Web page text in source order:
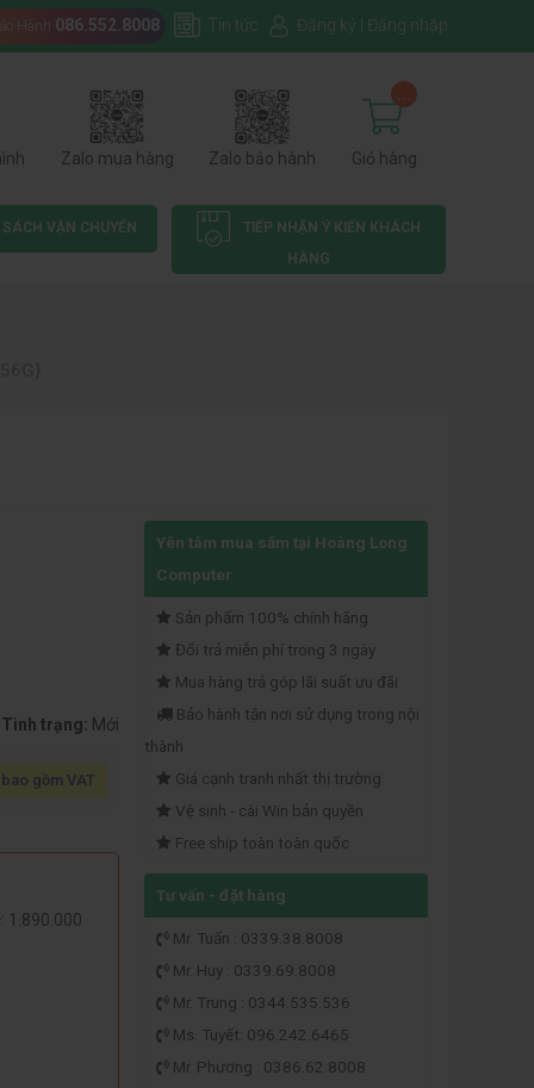
Hành 086.552.8008 Tin tức Đăng ký Đăng nhập
Zalo mua hàng Zalo bảo hành Giỏ hàng
VẬN CHUYỂN
TIẾP NHẬN Ý KIẾN KHÁCH
HÀNG
Yên tâm mua sắm tại Hoàng Long
Computer
Sản phẩm 100% chính hãng
Đổi trả miễn phí trong 3 ngày
Mua hàng trả góp lãi suất ưu đãi
Bảo hành tận nơi sử dụng trong nội
thành
Giá cạnh tranh nhất thị trường
Vệ sinh - cài Win bản quyền
Free ship toàn toàn quốc
Tư vấn - đặt hàng
Mr. Tuấn : 0339.38.8008
Mr. Huy : 0339.69.8008
Mr. Trung : 0344.535.536
Ms. Tuyết: 096.242.6465
Mr. Phương : 0386.62.8008
Tình trạng: Mới
gồm VAT
1.890.000